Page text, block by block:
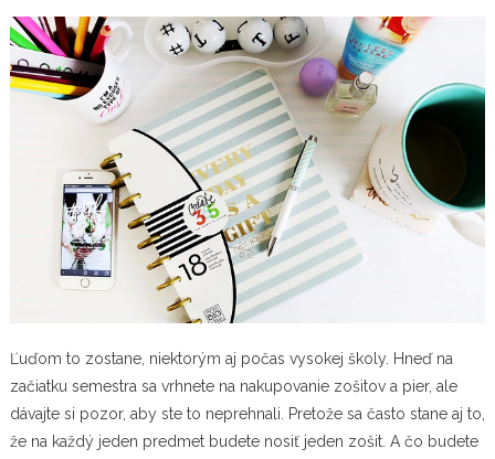
Ľuďom to zostane, niektorým aj počas vysokej školy. Hneď na
začiatku semestra sa vrhnete na nakupovanie zošitov a pier, ale
dávajte si pozor, aby ste to neprehnali. Pretože sa často stane aj to,
že na každý jeden predmet budete nosiť jeden zošit. A čo budete